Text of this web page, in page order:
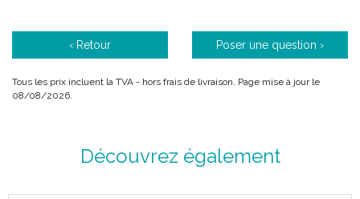
‹ Retour Poser une question ›
Tous les prix incluent la TVA - hors frais de livraison. Page mise à jour le
08/08/2026.
Découvrez également